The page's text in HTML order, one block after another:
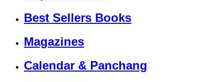
Best Sellers Books
Magazines
Calendar & Panchang